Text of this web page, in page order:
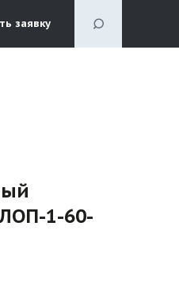
заявку
1-60-